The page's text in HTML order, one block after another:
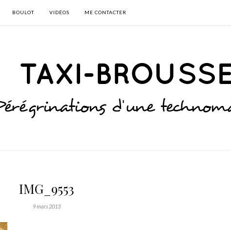
BOULOT VIDÉOS ME CONTACTER
IMG_9553
9 mars 2013